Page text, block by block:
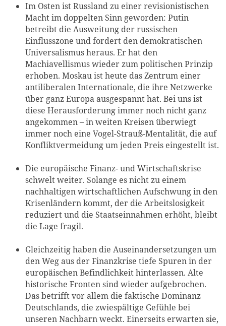
Im Osten ist Russland zu einer revisionistischen
Macht im doppelten Sinn geworden: Putin
betreibt die Ausweitung der russischen
Einflusszone und fordert den demokratischen
Universalismus heraus. Er hat den
Machiavellismus wieder zum politischen Prinzip
erhoben. Moskau ist heute das Zentrum einer
antiliberalen Internationale, die ihre Netzwerke
über ganz Europa ausgespannt hat. Bei uns ist
diese Herausforderung immer noch nicht ganz
angekommen – in weiten Kreisen überwiegt
immer noch eine Vogel-Strauß-Mentalität, die auf
Konfliktvermeidung um jeden Preis eingestellt ist.
Die europäische Finanz- und Wirtschaftskrise
schwelt weiter. Solange es nicht zu einem
nachhaltigen wirtschaftlichen Aufschwung in den
Krisenländern kommt, der die Arbeitslosigkeit
reduziert und die Staatseinnahmen erhöht, bleibt
die Lage fragil.
Gleichzeitig haben die Auseinandersetzungen um
den Weg aus der Finanzkrise tiefe Spuren in der
europäischen Befindlichkeit hinterlassen. Alte
historische Fronten sind wieder aufgebrochen.
Das betrifft vor allem die faktische Dominanz
Deutschlands, die zwiespältige Gefühle bei
unseren Nachbarn weckt. Einerseits erwarten sie,